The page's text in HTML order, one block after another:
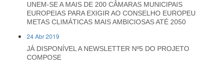
UNEM-SE A MAIS DE 200 CÂMARAS MUNICIPAIS
EUROPEIAS PARA EXIGIR AO CONSELHO EUROPEU
METAS CLIMÁTICAS MAIS AMBICIOSAS ATÉ 2050
24 Abr 2019
JÁ DISPONÍVEL A NEWSLETTER Nº5 DO PROJETO
COMPOSE